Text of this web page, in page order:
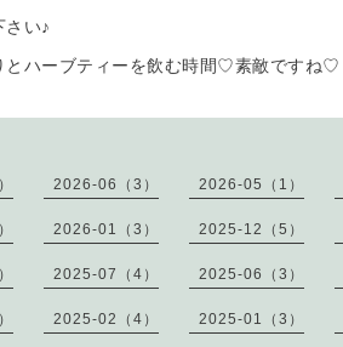
さい♪
とハーブティーを飲む時間♡素敵ですね♡
2026-06（3） 2026-05（1）
2026-01（3） 2025-12（5）
2025-07（4） 2025-06（3）
2025-02（4） 2025-01（3）